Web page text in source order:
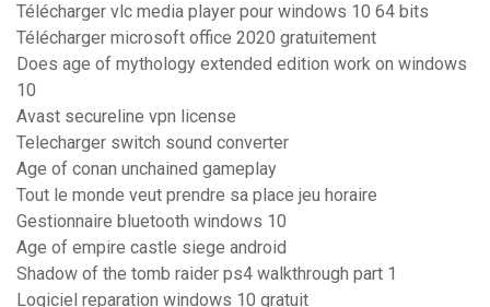
Télécharger vlc media player pour windows 10 64 bits
Télécharger microsoft office 2020 gratuitement
Does age of mythology extended edition work on windows
10
Avast secureline vpn license
Telecharger switch sound converter
Age of conan unchained gameplay
Tout le monde veut prendre sa place jeu horaire
Gestionnaire bluetooth windows 10
Age of empire castle siege android
Shadow of the tomb raider ps4 walkthrough part 1
Logiciel reparation windows 10 gratuit